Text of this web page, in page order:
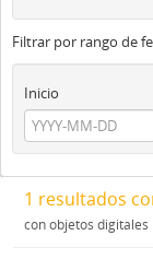
Filtrar por rango de
Inicio
1 resultados
con objetos digitales